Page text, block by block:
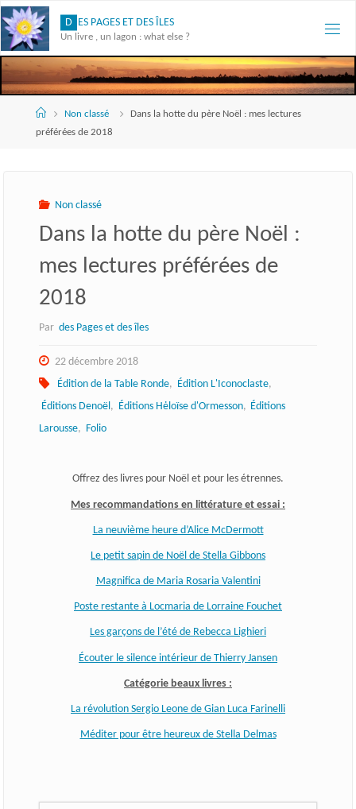
Skip
to
content
D ES PAGES ET DES ÎLES
Un livre , un lagon : what else ?
AccueilNon classé
Dans la hotte du père Noël : mes lectures
préférées de 2018
Non classé
Dans la hotte du père Noël :
mes lectures préférées de
2018
Par des Pages et des îles
22 décembre 2018
Édition de la Table Ronde, Édition L'Iconoclaste,
Éditions Denoël, Éditions Hėloïse d'Ormesson, Éditions
Larousse, Folio
Offrez des livres pour Noël et pour les étrennes.
Mes recommandations en littérature et essai :
La neuvième heure d’Alice McDermott
Le petit sapin de Noël de Stella Gibbons
Magnifica de Maria Rosaria Valentini
Poste restante à Locmaria de Lorraine Fouchet
Les garçons de l’été de Rebecca Lighieri
Écouter le silence intérieur de Thierry Jansen
Catégorie beaux livres :
La révolution Sergio Leone de Gian Luca Farinelli
Méditer pour être heureux de Stella Delmas